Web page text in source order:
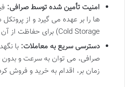
امنیت تأمین شده توسط صرافی:
ها را بر عهده می گیرد و از
Cold Storage) برای حفاظت از آن ها استفاده می کند.
دسترسی سریع به معاملات: با
صرافی، می توان به سرعت و بدون
زمان بر، اقدام به خرید و فروش